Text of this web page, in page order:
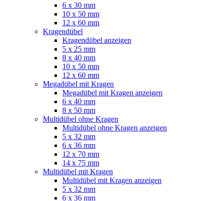
6 x 30 mm
10 x 50 mm
12 x 60 mm
Kragendübel
Kragendübel anzeigen
5 x 25 mm
8 x 40 mm
10 x 50 mm
12 x 60 mm
Megadübel mit Kragen
Megadübel mit Kragen anzeigen
6 x 40 mm
8 x 50 mm
Multidübel ohne Kragen
Multidübel ohne Kragen anzeigen
5 x 32 mm
6 x 36 mm
12 x 70 mm
14 x 75 mm
Multidübel mit Kragen
Multidübel mit Kragen anzeigen
5 x 32 mm
6 x 36 mm